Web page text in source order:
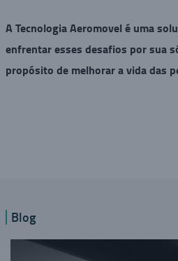
A Tecnologia Aeromovel é uma
enfrentar esses desafios por sua
propósito de melhorar a vida das
Blog